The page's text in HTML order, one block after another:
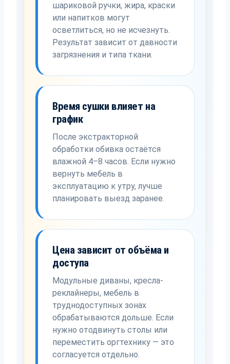
шариковой ручки, жира, краски
или напитков могут
осветлиться, но не исчезнуть.
Результат зависит от давности
загрязнения и типа ткани.
Время сушки влияет на
график
После экстракторной
обработки обивка остаётся
влажной 4–8 часов. Если нужно
вернуть мебель в
эксплуатацию к утру, лучше
планировать выезд заранее.
Цена зависит от объёма и
доступа
Модульные диваны, кресла-
реклайнеры, мебель в
труднодоступных зонах
обрабатываются дольше. Если
нужно отодвинуть столы или
переместить оргтехнику — это
согласуется отдельно.